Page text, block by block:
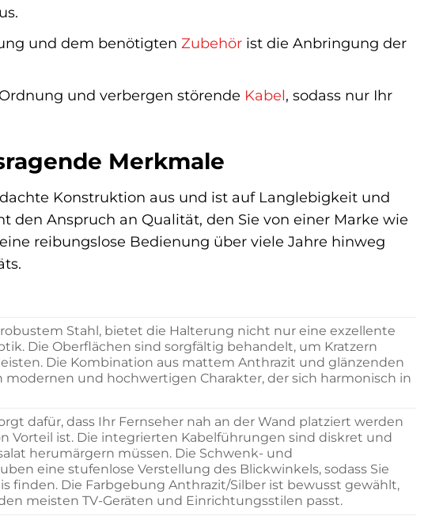
und dem benötigten Zubehörist die Anbringung der
und verbergen störende Kabel, sodass nur Ihr
Merkmale
Konstruktion aus und ist auf Langlebigkeit und
Anspruch an Qualität, den Sie von einer Marke wie
reibungslose Bedienung über viele Jahre hinweg
Stahl, bietet die Halterung nicht nur eine exzellente
Die Oberflächen sind sorgfältig behandelt, um Kratzern
Die Kombination aus mattem Anthrazit und glänzenden
und hochwertigen Charakter, der sich harmonisch in
dafür, dass Ihr Fernseher nah an der Wand platziert werden
Vorteil ist. Die integrierten Kabelführungen sind diskret und
herumärgern müssen. Die Schwenk- und
eine stufenlose Verstellung des Blickwinkels, sodass Sie
finden. Die Farbgebung Anthrazit/Silber ist bewusst gewählt,
meisten TV-Geräten und Einrichtungsstilen passt.